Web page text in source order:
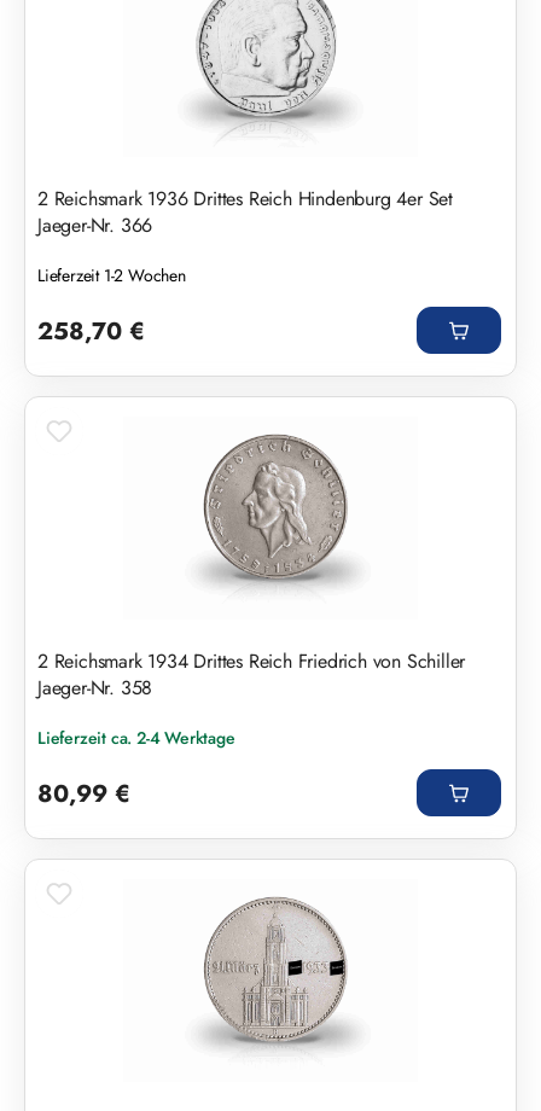
2 Reichsmark 1936 Drittes Reich Hindenburg 4er Set
Jaeger-Nr. 366
Lieferzeit 1-2 Wochen
258,70 €
2 Reichsmark 1934 Drittes Reich Friedrich von Schiller
Jaeger-Nr. 358
Lieferzeit ca. 2-4 Werktage
80,99 €